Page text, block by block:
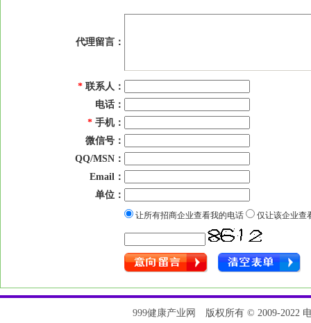
代理留言：
* 联系人：
电话：
* 手机：
微信号：
QQ/MSN：
Email：
单位：
让所有招商企业查看我的电话 仅让该企业查
999健康产业网
版权所有 © 2009-2022 电